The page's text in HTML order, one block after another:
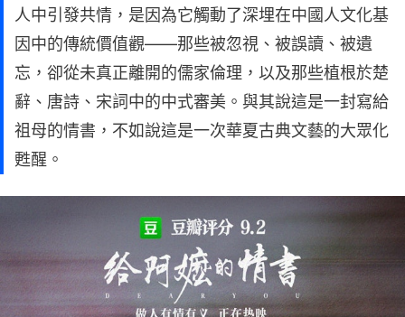
人中引發共情，是因為它觸動了深埋在中國人文化基
因中的傳統價值觀——那些被忽視、被誤讀、被遺
忘，卻從未真正離開的儒家倫理，以及那些植根於楚
辭、唐詩、宋詞中的中式審美。與其說這是一封寫給
祖母的情書，不如說這是一次華夏古典文藝的大眾化
甦醒。